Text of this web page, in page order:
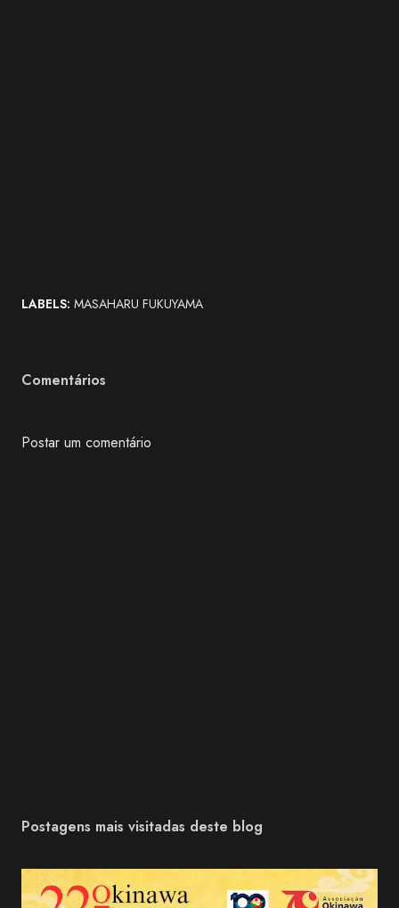
LABELS: MASAHARU FUKUYAMA
Comentários
Postar um comentário
Postagens mais visitadas deste blog